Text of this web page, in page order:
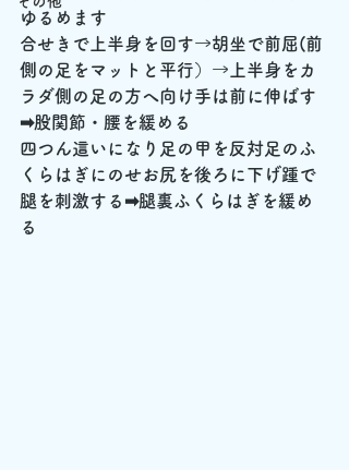
ゆるめます
合せきで上半身を回す→胡坐で前屈(前
側の足をマットと平行）→上半身をカ
ラダ側の足の方へ向け手は前に伸ばす
➡股関節・腰を緩める
四つん這いになり足の甲を反対足のふ
くらはぎにのせお尻を後ろに下げ踵で
腿を刺激する➡腿裏ふくらはぎを緩め
る